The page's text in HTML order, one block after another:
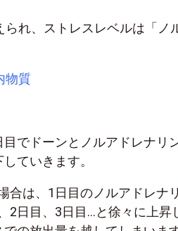
れ、ストレスレベルは「ノ
物質
でドーンとノルアドレナリ
ていきます。
合は、1日目のノルアドレナ
2日目、3日目…と徐々に上昇